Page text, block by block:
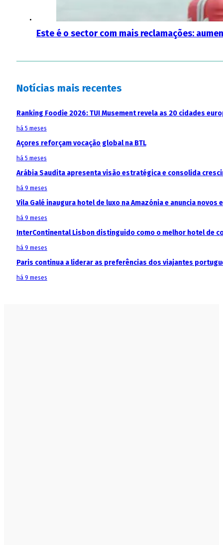
Este é o sector com mais reclamações:
Notícias mais recentes
Ranking Foodie 2026: TUI Musement revela as 20 cidades
há 5 meses
Açores reforçam vocação global na BTL
há 5 meses
Arábia Saudita apresenta visão estratégica e consolida
há 9 meses
Vila Galé inaugura hotel de luxo na Amazónia e anuncia
há 9 meses
InterContinental Lisbon distinguido como o melhor hotel de
há 9 meses
Paris continua a liderar as preferências dos viajantes
há 9 meses